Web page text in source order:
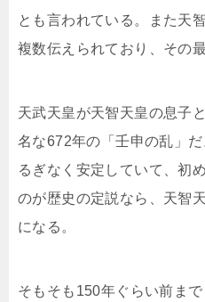
とも言われている。また天
複数伝えられており、その
天武天皇が天智天皇の息子
名な672年の「壬申の乱」
るぎなく安定していて、初
のが歴史の定説なら、天智
になる。
そもそも150年ぐらい前ま